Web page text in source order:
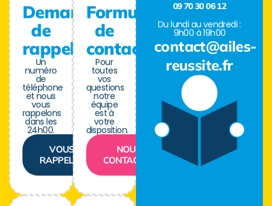
Demande
de
rappel
Un
numéro
de
téléphone
et nous
vous
rappelons
dans les
24h00.
VOUS
RAPPELER
Formulaire
de
contact
Pour
toutes
vos
questions
notre
équipe
est à
votre
disposition.
NOUS
CONTACTER
09 70 30 06 12
Du lundi au vendredi :
9h00 à 19h00
contact@ailes-
reussite.fr